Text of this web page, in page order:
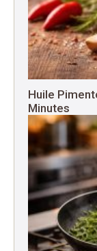
Huile
Minutes